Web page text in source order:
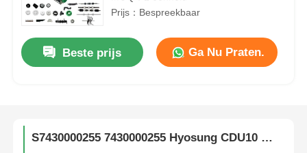
Producten
Videos
Fabrieksreis
Prijs：Bespreekbaar
Beste prijs Ga Nu Praten.
7310000709 S310000709 Hyosung ATM Onderdelen CDU10 HCDU Hoofdbehuizing Assy